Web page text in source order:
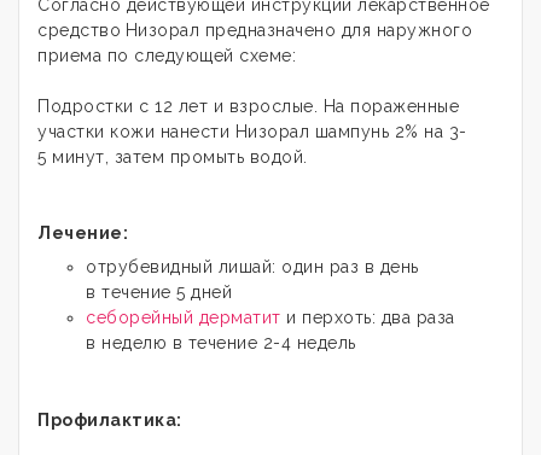
Согласно действующей инструкции лекарственное
средство Низорал предназначено для наружного
приема по следующей схеме:
Подростки с 12 лет и взрослые. На пораженные
участки кожи нанести Низорал шампунь 2% на 3-
5 минут, затем промыть водой.
Лечение:
отрубевидный лишай: один раз в день
в течение 5 дней
себорейный дерматит и перхоть: два раза
в неделю в течение 2-4 недель
Профилактика: